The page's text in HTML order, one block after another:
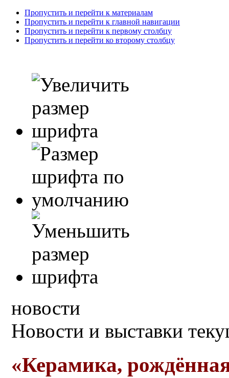
Пропустить и перейти к материалам
Пропустить и перейти к главной навигации
Пропустить и перейти к первому столбцу
Пропустить и перейти ко второму столбцу
новости
Новости и выставки
«Керамика,